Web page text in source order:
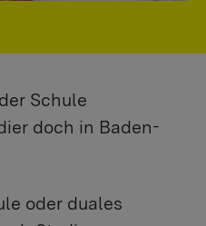
Schule
doch in Baden-
oder duales